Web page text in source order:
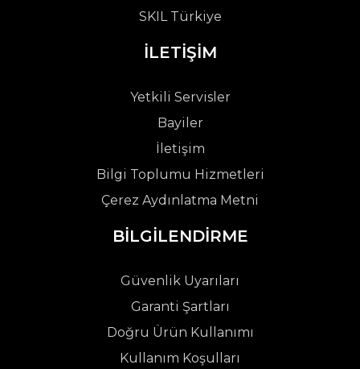
SKIL Türkiye
İLETİŞİM
Yetkili Servisler
Bayiler
İletişim
Bilgi Toplumu Hizmetleri
Çerez Aydınlatma Metni
BİLGİLENDİRME
Güvenlik Uyarıları
Garanti Şartları
Doğru Ürün Kullanımı
Kullanım Koşulları